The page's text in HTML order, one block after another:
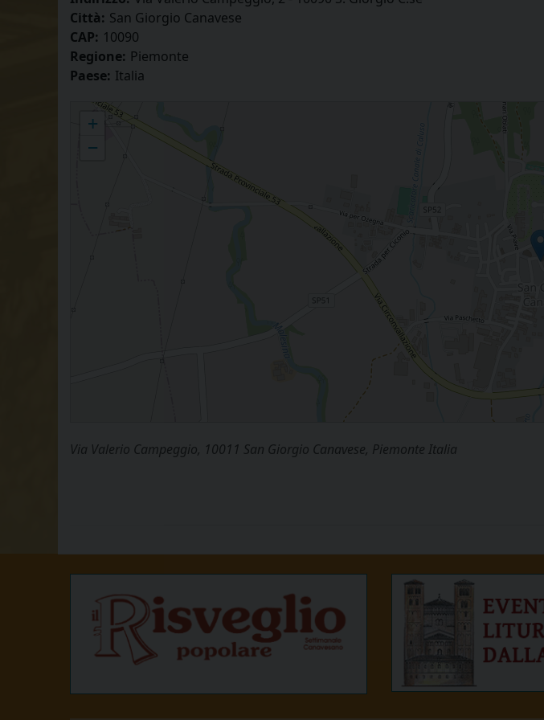
Città: San Giorgio Canavese
CAP: 10090
Regione: Piemonte
Paese: Italia
SUORE DI MARIA REGINA DEGLI APOSTOLI DI MBEYA
+
−
Via Valerio Campeggio, 10011 San Giorgio Canavese, Piemonte Italia